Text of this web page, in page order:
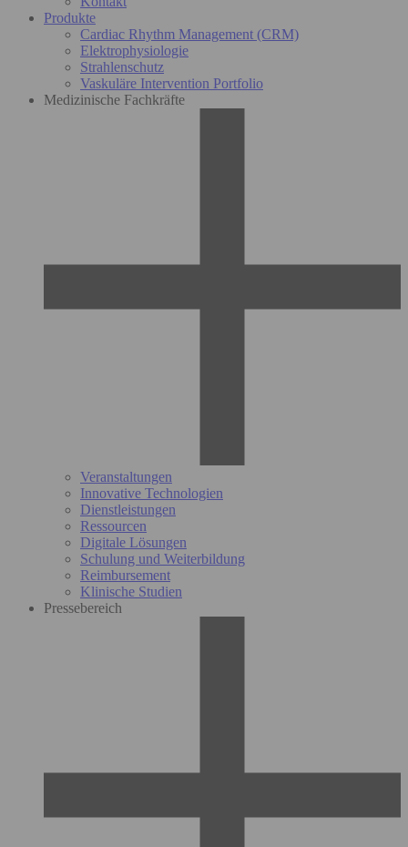
Produkte
Cardiac Rhythm Management (CRM)
Elektrophysiologie
Strahlenschutz
Vaskuläre Intervention Portfolio
Medizinische Fachkräfte
Veranstaltungen
Innovative Technologien
Dienstleistungen
Ressourcen
Digitale Lösungen
Schulung und Weiterbildung
Reimbursement
Klinische Studien
Pressebereich